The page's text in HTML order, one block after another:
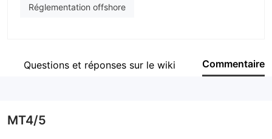
Réglementation offshore
Questions et réponses sur le wiki Commentaire
MT4/5